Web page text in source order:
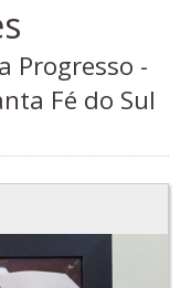
Progresso -
Fé do Sul